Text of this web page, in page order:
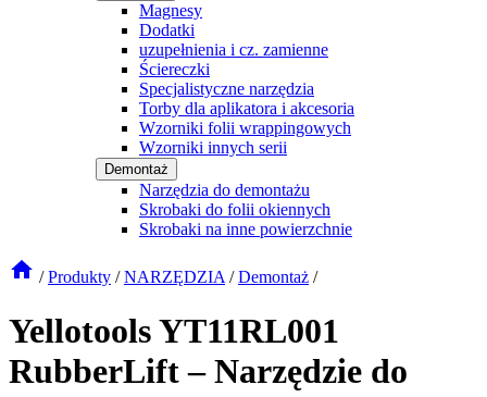
Magnesy
Dodatki
uzupełnienia i cz. zamienne
Ściereczki
Specjalistyczne narzędzia
Torby dla aplikatora i akcesoria
Wzorniki folii wrappingowych
Wzorniki innych serii
Demontaż
Narzędzia do demontażu
Skrobaki do folii okiennych
Skrobaki na inne powierzchnie
/ Produkty / NARZĘDZIA / Demontaż /
Yellotools YT11RL001
RubberLift – Narzędzie do